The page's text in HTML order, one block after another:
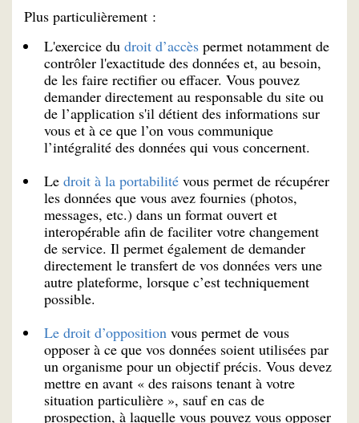
Plus particulièrement :
L'exercice du droit d’accès permet notamment de
contrôler l'exactitude des données et, au besoin,
de les faire rectifier ou effacer. Vous pouvez
demander directement au responsable du site ou
de l’application s'il détient des informations sur
vous et à ce que l’on vous communique
l’intégralité des données qui vous concernent.
Le droit à la portabilité vous permet de récupérer
les données que vous avez fournies (photos,
messages, etc.) dans un format ouvert et
interopérable afin de faciliter votre changement
de service. Il permet également de demander
directement le transfert de vos données vers une
autre plateforme, lorsque c’est techniquement
possible.
Le droit d’opposition vous permet de vous
opposer à ce que vos données soient utilisées par
un organisme pour un objectif précis. Vous devez
mettre en avant « des raisons tenant à votre
situation particulière », sauf en cas de
prospection, à laquelle vous pouvez vous opposer